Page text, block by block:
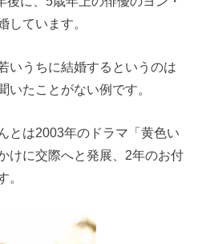
しています。
いうちに結婚するというのは
いたことがない例です。
とは2003年のドラマ「黄色い
けに交際へと発展、2年のお付
。